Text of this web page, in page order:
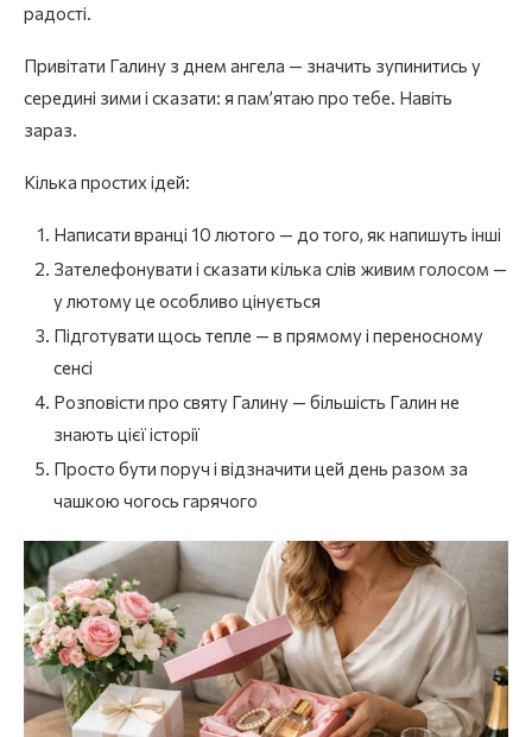
радості.
Привітати Галину з днем ангела — значить зупинитись у
середині зими і сказати: я пам’ятаю про тебе. Навіть
зараз.
Кілька простих ідей:
Написати вранці 10 лютого — до того, як напишуть інші
Зателефонувати і сказати кілька слів живим голосом —
у лютому це особливо цінується
Підготувати щось тепле — в прямому і переносному
сенсі
Розповісти про святу Галину — більшість Галин не
знають цієї історії
Просто бути поруч і відзначити цей день разом за
чашкою чогось гарячого